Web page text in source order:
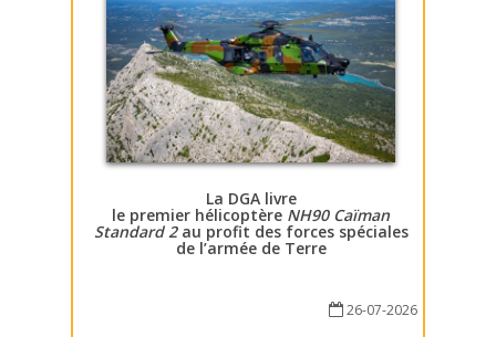
La DGA livre
le premier hélicoptère NH90 Caïman
Standard 2au profit des forces spéciales
de l’armée de Terre
26-07-2026